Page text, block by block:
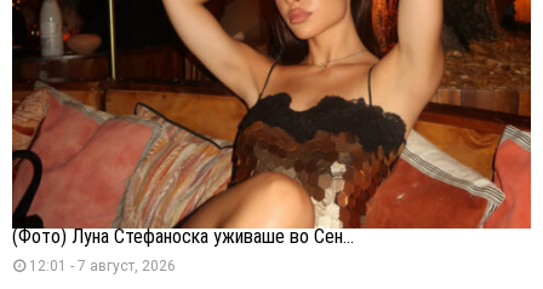
(Фото) Луна Стефаноска уживаше во Сен...
12:01 - 7 август, 2026